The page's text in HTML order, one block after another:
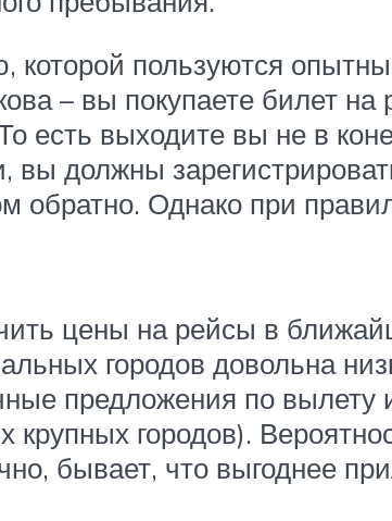
которой пользуются
– вы покупаете билет
есть выходите вы не в
вы должны
обратно. Однако при
цены на рейсы в
городов довольна
предложения по
крупных городов).
бывает, что выгоднее